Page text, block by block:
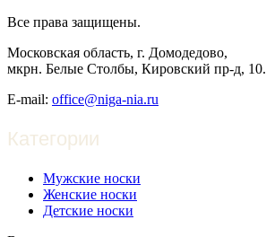
Все права защищены.
Московская область, г. Домодедово,
мкрн. Белые Столбы, Кировский пр-д, 10.
E-mail: office@niga-nia.ru
Категории
Мужские носки
Женские носки
Детские носки